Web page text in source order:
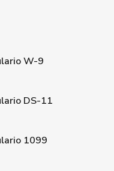
W-9
DS-11
1099